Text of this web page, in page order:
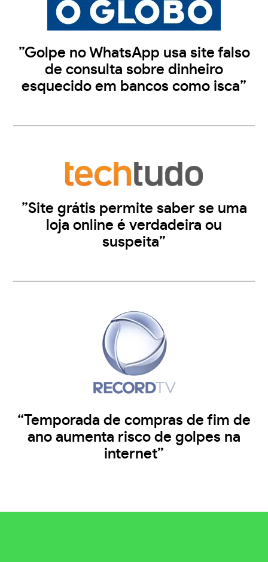
”Golpe no WhatsApp usa site falso
de consulta sobre dinheiro
esquecido em bancos como isca”
”Site grátis permite saber se uma
loja online é verdadeira ou
suspeita”
“Temporada de compras de fim de
ano aumenta risco de golpes na
internet”